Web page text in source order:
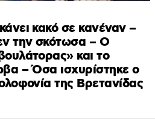
κακό σε κανέναν –
την σκότωσα – Ο
και το
– Όσα ισχυρίστηκε ο
της Βρετανίδας